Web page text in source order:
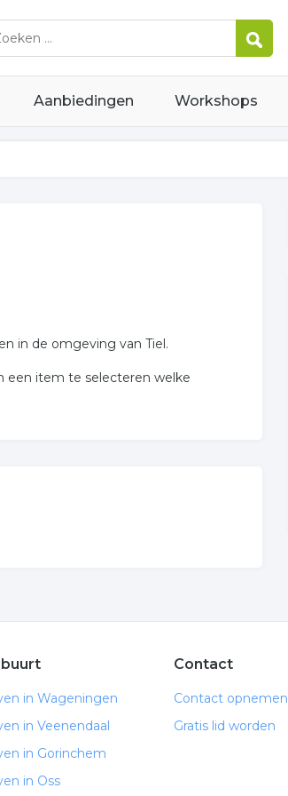
Aanbiedingen Workshops
in de omgeving van Tiel.
een item te selecteren welke
in Wageningen
in Veenendaal
in Gorinchem
in Oss
Contact
Contact opnemen
Gratis lid worden